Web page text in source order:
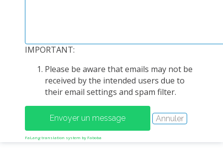
THÈSES EN COURS
MOOC
PRODUCTION
MÉTHODES ET OUTILS
LOGICIELS
PUBLICATIONS SUR HAL
IMPORTANT:
Please be aware that emails may not be
received by the intended users due to
their email settings and spam filter.
FaLang translation system by Faboba